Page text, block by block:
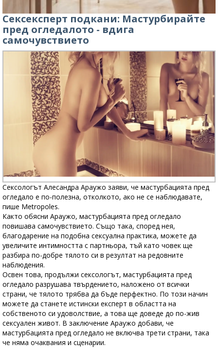
Сексексперт подкани: Мастурбирайте
пред огледалото - вдига
самочувствието
Сексологът Алесандра Араужо заяви, че мастурбацията пред
огледало е по-полезна, отколкото, ако не се наблюдавате,
пише Metropoles.
Както обясни Араужо, мастурбацията пред огледало
повишава самочувствието. Също така, според нея,
благодарение на подобна сексуална практика, можете да
увеличите интимността с партньора, тъй като човек ще
разбира по-добре тялото си в резултат на редовните
наблюдения.
Освен това, продължи сексологът, мастурбацията пред
огледало разрушава твърдението, наложено от всички
страни, че тялото трябва да бъде перфектно. По този начин
можете да станете истински експерт в областта на
собственото си удоволствие, а това ще доведе до по-жив
сексуален живот. В заключение Араужо добави, че
мастурбацията пред огледало не включва трети страни, така
че няма очаквания и сценарии.